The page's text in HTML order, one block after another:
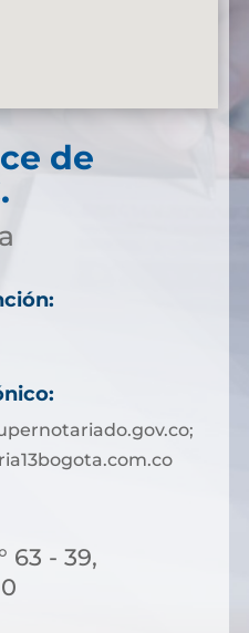
de
63 - 39,